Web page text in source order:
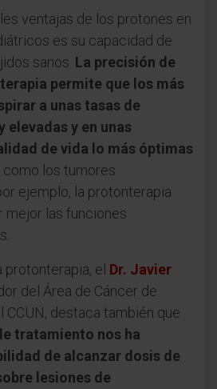
ventajas de los protones en
es su capacidad de
sanos. La precisión de
permite que los más
a unas tasas de
elevadas y en unas
de vida lo más óptimas
como los tumores
ejemplo, la protonterapia
mejor las funciones
protonterapia, el Dr. Javier
del Área de Cáncer de
CCUN, destaca también que
tratamiento nos ha
de alcanzar dosis de
lesiones de